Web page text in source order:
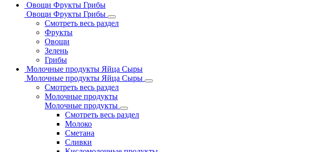
Овощи Фрукты Грибы
Овощи Фрукты Грибы
Смотреть весь раздел
Фрукты
Овощи
Зелень
Грибы
Молочные продукты Яйца Сыры
Молочные продукты Яйца Сыры
Смотреть весь раздел
Молочные продукты
Молочные продукты
Смотреть весь раздел
Молоко
Сметана
Сливки